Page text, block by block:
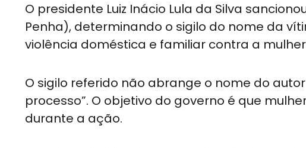
O presidente Luiz Inácio Lula da Silva
Penha), determinando o sigilo do nome da
violência doméstica e familiar contra a
O sigilo referido não abrange o nome do
processo”. O objetivo do governo é que
durante a ação.